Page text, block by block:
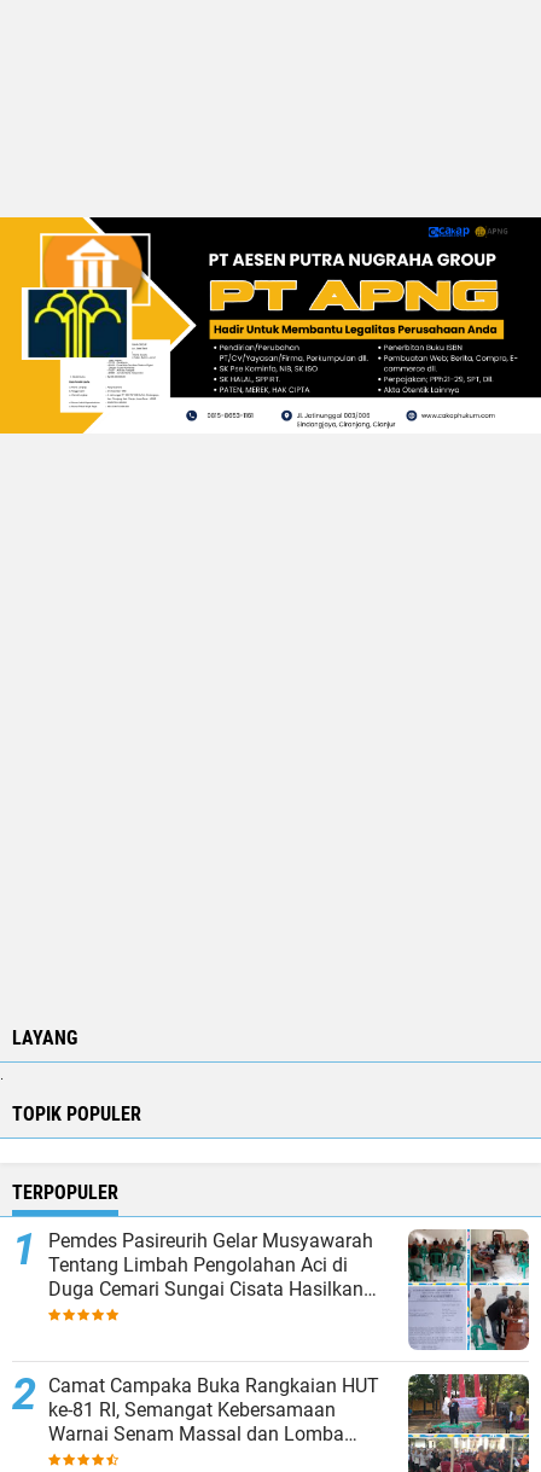
LAYANG
.
TOPIK POPULER
TERPOPULER
Pemdes Pasireurih Gelar Musyawarah
Tentang Limbah Pengolahan Aci di
Duga Cemari Sungai Cisata Hasilkan
Kesepakatan Tutup Sementara
Camat Campaka Buka Rangkaian HUT
ke-81 RI, Semangat Kebersamaan
Warnai Senam Massal dan Lomba
Karaoke Perangkat Desa